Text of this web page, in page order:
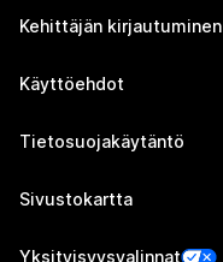
Kehittäjän kirjautuminen
Käyttöehdot
Tietosuojakäytäntö
Sivustokartta
Yksityisyysvalinnat